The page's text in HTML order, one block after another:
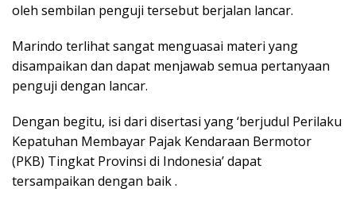
oleh sembilan penguji tersebut berjalan lancar.
Marindo terlihat sangat menguasai materi yang
disampaikan dan dapat menjawab semua pertanyaan
penguji dengan lancar.
Dengan begitu, isi dari disertasi yang ‘berjudul Perilaku
Kepatuhan Membayar Pajak Kendaraan Bermotor
(PKB) Tingkat Provinsi di Indonesia’ dapat
tersampaikan dengan baik .